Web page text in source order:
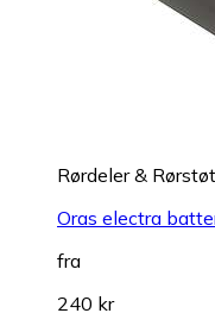
Rørdeler &
Oras electra
fra
240 kr